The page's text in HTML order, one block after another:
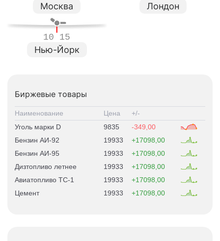
Москва Лондон
10 15
Нью-Йорк
Биржевые товары
Наименование Цена
+/-
Уголь марки D
9835
-349,00
Бензин АИ-92
19933
17098,00
Бензин АИ-95
19933
17098,00
Дизтопливо летнее
19933
17098,00
Авиатопливо ТС-1
19933
17098,00
Цемент
19933 17098,00